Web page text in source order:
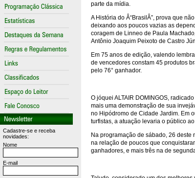
Cadastre-se e receba
novidades:
Nome
E-mail
parte da mídia.
A História do Â“BrasilÂ”, prova que
deixando aos poucos vazias as
coragem de Linneo de Paula
Antônio Joaquim Peixoto de Castro
Em 75 anos de edição, valendo
de vencedores constam 45 produtos
pelo 76° ganhador.
O jóquei ALTAIR DOMINGOS,
mais uma demonstração de sua
no Hipódromo de Cidade Jardim. Em
turfistas, a atuação levaria o público
Na programação de sábado, 26
na relação de poucos que
ganhadores, e mais três na de